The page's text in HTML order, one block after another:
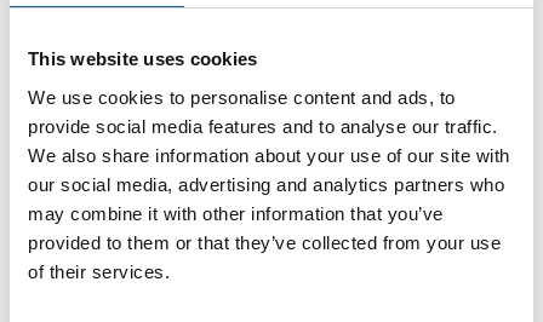
This website uses cookies
We use cookies to personalise content and ads, to
provide social media features and to analyse our traffic.
We also share information about your use of our site with
our social media, advertising and analytics partners who
may combine it with other information that you’ve
provided to them or that they’ve collected from your use
of their services.
Adgang til strøm
9 ud af 10 har adgang til elektricitet
Et af verdensmålsindikatorene er at måle, hvor
mange i et land, der har tilgang til strøm (i
procent). På den måde kan vi måle om vi klarer at